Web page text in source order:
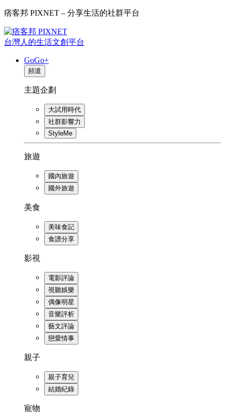
痞客邦 PIXNET – 分享生活的社群平台
台灣人的生活文創平台
GoGo+
頻道
主題企劃
大試用時代
社群影響力
StyleMe
旅遊
國內旅遊
國外旅遊
美食
美味食記
食譜分享
影視
電影評論
視聽娛樂
偶像明星
音樂評析
藝文評論
戀愛情事
親子
親子育兒
結婚紀錄
寵物